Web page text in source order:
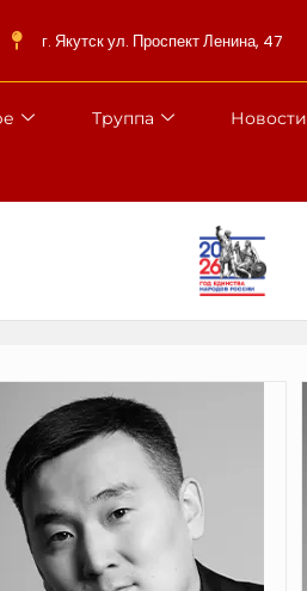
г. Якутск ул. Проспект Ленина, 47
Труппа Новости